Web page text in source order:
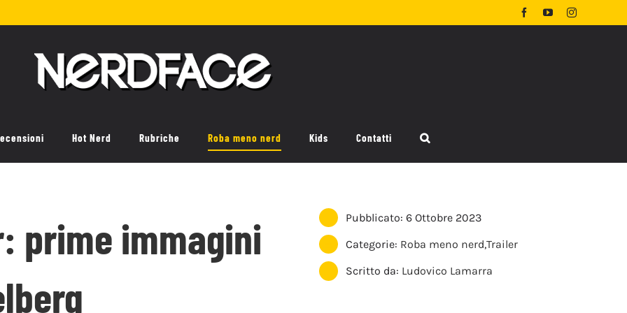
FacebookYouTubeInstagram
Hot Nerd Rubriche Roba meno nerd Kids Contatti
prime immagini
Pubblicato: 6 Ottobre 2023
Categorie: Roba meno nerd,Trailer
Scritto da: Ludovico Lamarra